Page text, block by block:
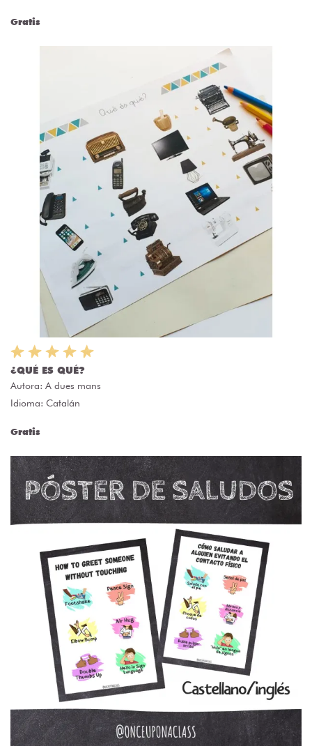
Gratis
¿QUÉ ES QUÉ?
Autora: A dues mans
Idioma: Catalán
Gratis